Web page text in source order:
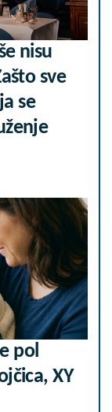
nisu
sve
se
pol
XY